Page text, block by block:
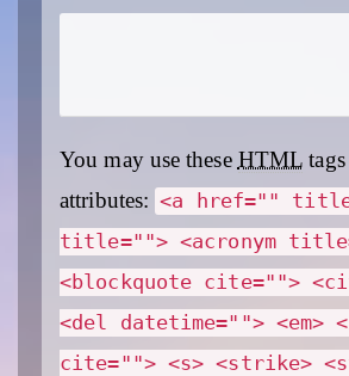
You may use these HTML
attributes: <a href=""
title=""> <acronym
<blockquote cite="">
<del datetime=""> <em>
cite=""> <s> <strike>